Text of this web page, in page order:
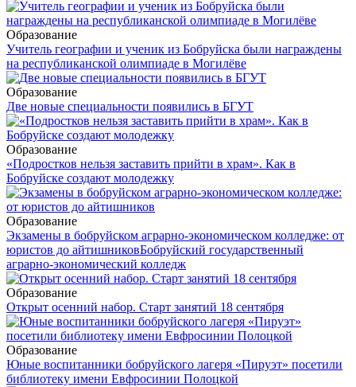
Образование
Учитель географии и ученик из Бобруйска были награждены
на республиканской олимпиаде в Могилёве
Образование
Две новые специальности появились в БГУТ
Образование
«Подростков нельзя заставить прийти в храм». Как в
Бобруйске создают молодежку
Образование
Экзамены в бобруйском аграрно-экономическом колледже: от
юристов до айтишниковБобруйский государственный
аграрно-экономический колледж
Образование
Открыт осенний набор. Старт занятий 18 сентября
Образование
Юные воспитанники бобруйского лагеря «Пируэт» посетили
библиотеку имени Евфросинии Полоцкой